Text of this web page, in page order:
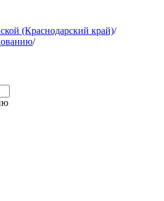
(Краснодарский край)/
/